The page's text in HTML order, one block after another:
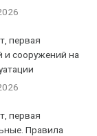
первая
и сооружений на
первая
Правила